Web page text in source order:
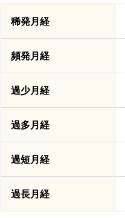
稀発月経
頻発月経
過少月経
過多月経
過短月経
過長月経